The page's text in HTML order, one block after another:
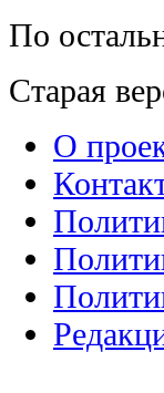
По
Старая
О